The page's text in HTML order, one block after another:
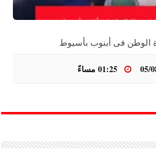
فى أبنوب بأسيوط